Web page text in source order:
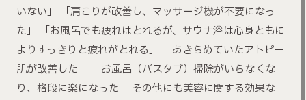
いない」 「肩こりが改善し、マッサージ機が不要になっ
た」 「お風呂でも疲れはとれるが、サウナ浴は心身ともに
よりすっきりと疲れがとれる」 「あきらめていたアトピー
肌が改善した」 「お風呂（バスタブ）掃除がいらなくな
り、格段に楽になった」 その他にも美容に関する効果な